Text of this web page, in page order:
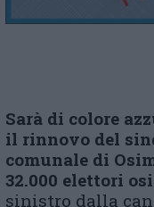
Sarà di colore
il rinnovo del
comunale di
32.000 elettori
sinistro dalla